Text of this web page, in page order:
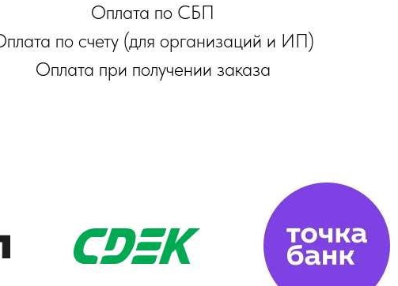
Оплата по СБП
по счету (для организаций и ИП)
Оплата при получении заказа